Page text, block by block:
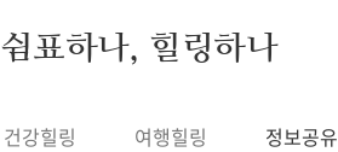
쉼표하나, 힐링하나
건강힐링 여행힐링 정보공유